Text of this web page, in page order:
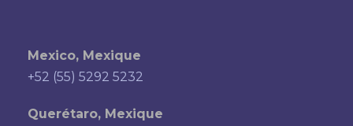
Mexico, Mexique
+52 (55) 5292 5232
Querétaro, Mexique